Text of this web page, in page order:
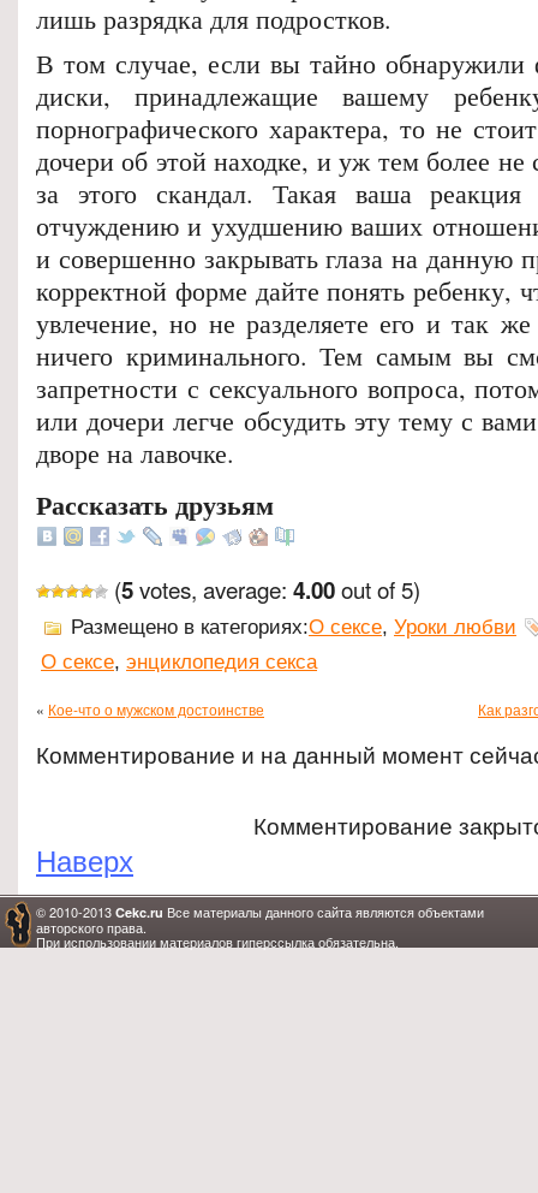
лишь разрядка для подростков.
В том случае, если вы тайно
диски, принадлежащие вашему
порнографического характера, то не
дочери об этой находке, и уж тем более не
за этого скандал. Такая ваша
отчуждению и ухудшению ваших
и совершенно закрывать глаза на данную
корректной форме дайте понять ребенку,
увлечение, но не разделяете его и так
ничего криминального. Тем самым вы
запретности с сексуального вопроса,
или дочери легче обсудить эту тему с
дворе на лавочке.
Рассказать друзьям
(5votes, average: 4.00out of 5)
Размещено в категориях:О сексе, Уроки любви
О сексе, энциклопедия секса
« Кое-что о мужском достоинстве Как
Комментирование и на данный момент
Комментирование
Наверх
© 2010-2013 Cekc.ru Все материалы данного сайта являются объектами
авторского права.
При использовании материалов гиперссылка обязательна.